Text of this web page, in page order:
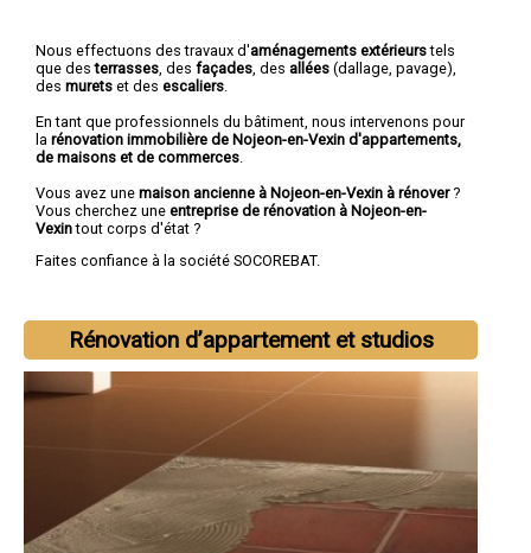
Nous effectuons des travaux d'aménagements extérieurstels
que desterrasses , des façades , des allées (dallage, pavage),
des murets et des escaliers
En tant que professionnels du bâtiment, nous intervenons pour
la rénovation immobilière de Nojeon-en-Vexin d'appartements,
de maisons et de commerces
Vous avez une maison ancienne à Nojeon-en-Vexin à rénover?
Vous cherchez une entreprise de rénovation à Nojeon-en-
Vexintout corps d'état ?
Faites confiance à la société SOCOREBAT.
Rénovation d’appartement et studios